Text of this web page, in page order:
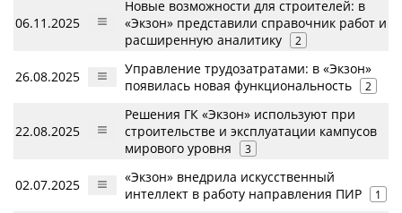
06.11.2025
Новые возможности для строителей: в
«Экзон» представили справочник работ и
расширенную аналитику
2
26.08.2025
Управление трудозатратами: в «Экзон»
появилась новая функциональность
2
22.08.2025
Решения ГК «Экзон» используют при
строительстве и эксплуатации кампусов
мирового уровня
3
02.07.2025
«Экзон» внедрила искусственный
интеллект в работу направления ПИР
1